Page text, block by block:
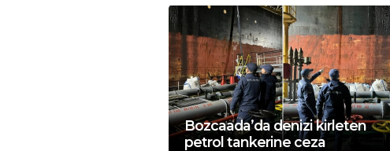
Bozcaada’da denizi kirleten
petrol tankerine ceza